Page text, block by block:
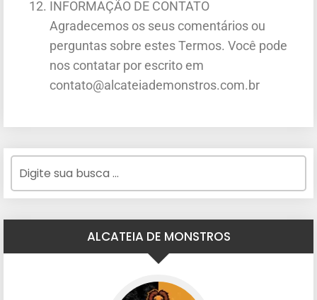
INFORMAÇÃO DE CONTATO
Agradecemos os seus comentários ou
perguntas sobre estes Termos. Você pode
nos contatar por escrito em
contato@alcateiademonstros.com.br
ALCATEIA DE MONSTROS